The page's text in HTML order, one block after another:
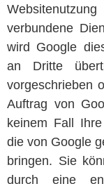
verbundene
wird Google
an Dritte
vorgeschrieben
Auftrag von
keinem Fall
die von Google
bringen. Sie
durch eine